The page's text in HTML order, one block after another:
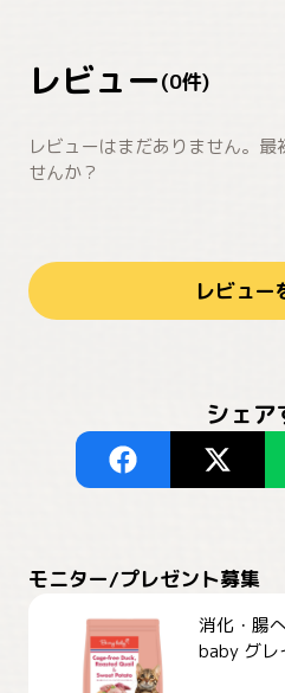
レビュー(0件)
レビューはまだありません。
せんか？
レビュー
シェア
モニター/プレゼント募集
消化・腸
baby グレ